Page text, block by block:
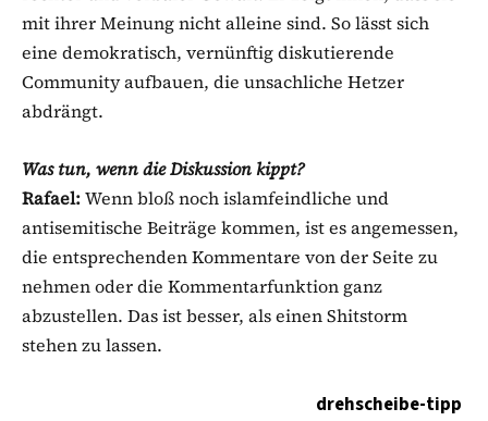
mit ihrer Meinung nicht alleine sind. So lässt sich
eine demokratisch, vernünftig diskutierende
Community aufbauen, die unsachliche Hetzer
abdrängt.
Was tun, wenn die Diskussion kippt?
Rafael:Wenn bloß noch islamfeindliche und
antisemitische Beiträge kommen, ist es angemessen,
die entsprechenden Kommentare von der Seite zu
nehmen oder die Kommentarfunktion ganz
abzustellen. Das ist besser, als einen Shitstorm
stehen zu lassen.
drehscheibe-tipp